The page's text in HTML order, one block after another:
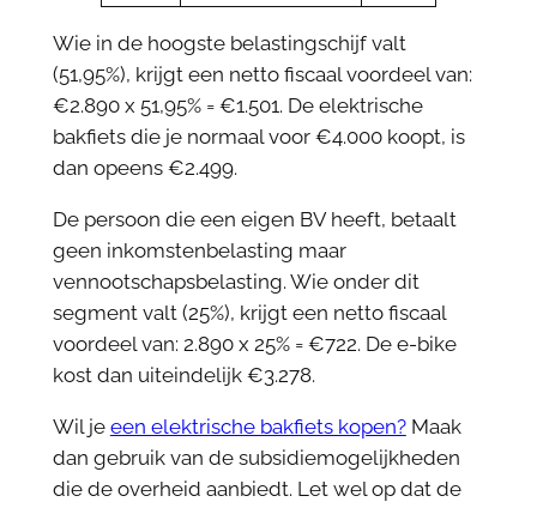
Wie in de hoogste belastingschijf valt
(51,95%), krijgt een netto fiscaal voordeel van:
€2.890 x 51,95% = €1.501. De elektrische
bakfiets die je normaal voor €4.000 koopt, is
dan opeens €2.499.
De persoon die een eigen BV heeft, betaalt
geen inkomstenbelasting maar
vennootschapsbelasting. Wie onder dit
segment valt (25%), krijgt een netto fiscaal
voordeel van: 2.890 x 25% = €722. De e-bike
kost dan uiteindelijk €3.278.
Wil je een elektrische bakfiets kopen?Maak
dan gebruik van de subsidiemogelijkheden
die de overheid aanbiedt. Let wel op dat de